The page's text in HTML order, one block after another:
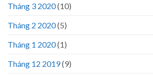
Tháng 3 2020(10)
Tháng 2 2020(5)
Tháng 1 2020(1)
Tháng 12 2019(9)